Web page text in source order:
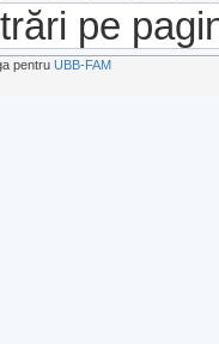
pe
pentru UBB-FAM